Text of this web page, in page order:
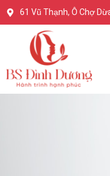
61 Vũ Thạnh, Ô Chợ